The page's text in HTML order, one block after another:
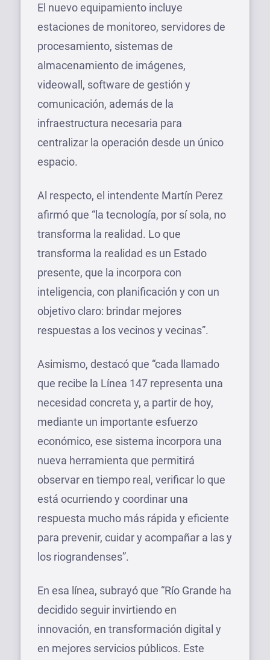
El nuevo equipamiento incluye
estaciones de monitoreo, servidores de
procesamiento, sistemas de
almacenamiento de imágenes,
videowall, software de gestión y
comunicación, además de la
infraestructura necesaria para
centralizar la operación desde un único
espacio.
Al respecto, el intendente Martín Perez
afirmó que “la tecnología, por sí sola, no
transforma la realidad. Lo que
transforma la realidad es un Estado
presente, que la incorpora con
inteligencia, con planificación y con un
objetivo claro: brindar mejores
respuestas a los vecinos y vecinas”.
Asimismo, destacó que “cada llamado
que recibe la Línea 147 representa una
necesidad concreta y, a partir de hoy,
mediante un importante esfuerzo
económico, ese sistema incorpora una
nueva herramienta que permitirá
observar en tiempo real, verificar lo que
está ocurriendo y coordinar una
respuesta mucho más rápida y eficiente
para prevenir, cuidar y acompañar a las y
los riograndenses”.
En esa línea, subrayó que “Río Grande ha
decidido seguir invirtiendo en
innovación, en transformación digital y
en mejores servicios públicos. Este